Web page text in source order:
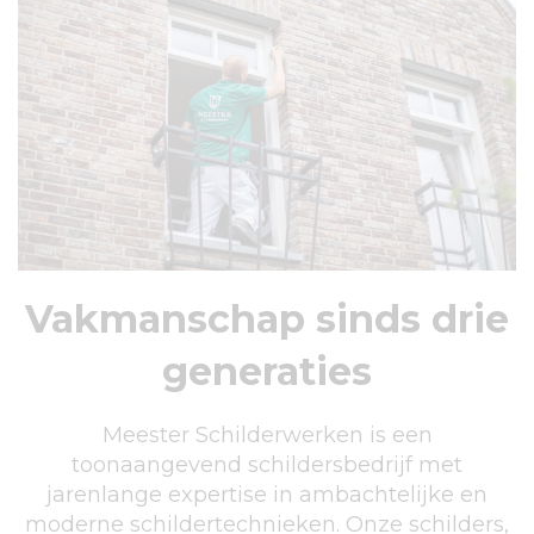
Vakmanschap sinds drie
generaties
Meester Schilderwerken is een
toonaangevend schildersbedrijf met
jarenlange expertise in ambachtelijke en
moderne schildertechnieken. Onze schilders,